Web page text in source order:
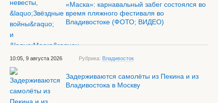
«Маска»: карнавальный забег состоялся во
время пляжного фестиваля во
Владивостоке (ФОТО; ВИДЕО)
10:05, 9 августа 2026 Рубрика: Владивосток
Задерживаются самолёты из Пекина и из
Владивостока в Москву